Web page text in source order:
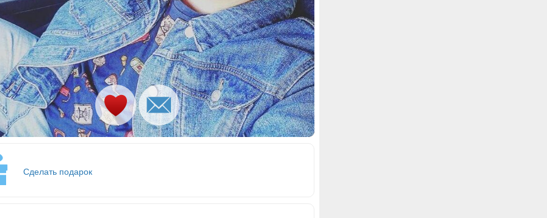
Сделать подарок